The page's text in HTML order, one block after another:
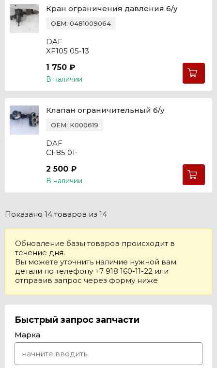
Кран ограничения давления б/у
OEM: 0481009064
DAF
XF105 05-13
1 750 ₽
В наличии
Клапан ограничительный б/у
OEM: K000619
DAF
CF85 01-
2 500 ₽
В наличии
Показано 14 товаров из 14
Обновление базы товаров происходит в
течение дня.
Вы можете уточнить наличие нужной вам
детали по телефону +7 918 160-11-22 или
отправив запрос через форму ниже
Быстрый запрос запчасти
Марка